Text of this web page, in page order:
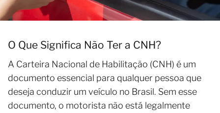
O Que Significa Não Ter a CNH?
A Carteira Nacional de Habilitação (CNH) é um
documento essencial para qualquer pessoa que
deseja conduzir um veículo no Brasil. Sem esse
documento, o motorista não está legalmente